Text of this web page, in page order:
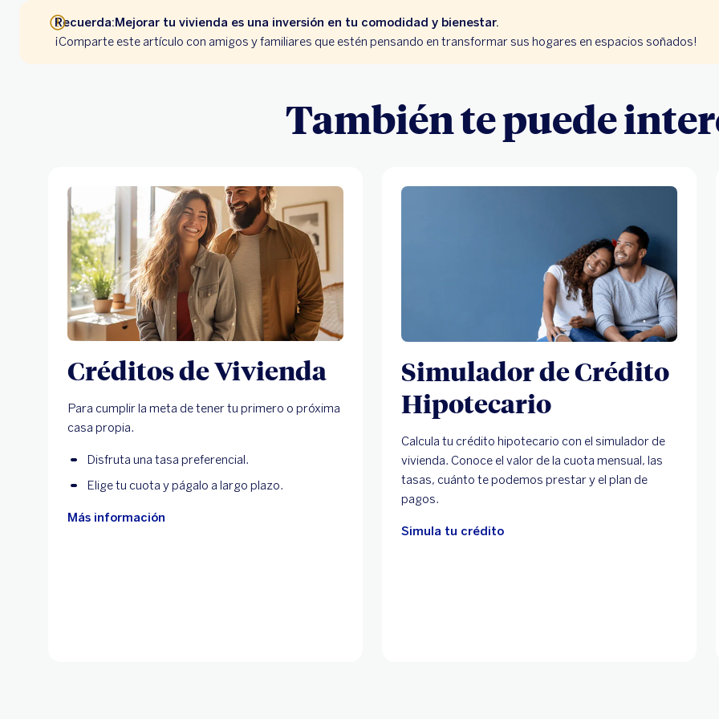
Recuerda:Mejorar tu vivienda es una inversión en tu comodidad y bienestar.
¡Comparte este artículo con amigos y familiares que estén pensando en transformar sus hogares en espacios soñados!
También te puede
Créditos de Vivienda
Para cumplir la meta de tener tu primero o próxima
casa propia.
Disfruta una tasa preferencial.
Elige tu cuota y págalo a largo plazo.
Más información
Simulador de Crédito
Hipotecario
Calcula tu crédito hipotecario con el simulador de
vivienda. Conoce el valor de la cuota mensual, las
tasas, cuánto te podemos prestar y el plan de
pagos.
Simula tu crédito